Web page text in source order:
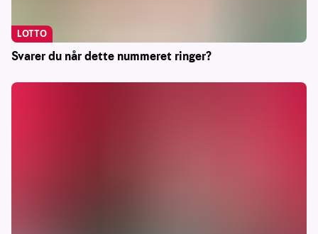
Svarer du når dette nummeret ringer?
LOTTO